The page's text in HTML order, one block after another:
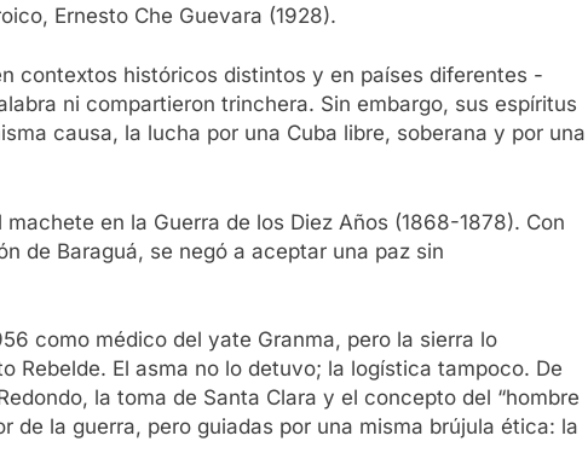
Ernesto Che Guevara (1928).
contextos históricos distintos y en países diferentes -
ni compartieron trinchera. Sin embargo, sus espíritus
causa, la lucha por una Cuba libre, soberana y por una
en la Guerra de los Diez Años (1868-1878). Con
de Baraguá, se negó a aceptar una paz sin
como médico del yate Granma, pero la sierra lo
Rebelde. El asma no lo detuvo; la logística tampoco. De
la toma de Santa Clara y el concepto del “hombre
de la guerra, pero guiadas por una misma brújula ética: la